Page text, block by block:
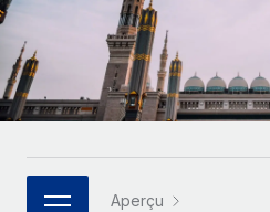
Intégration Remote
Intégrez vos RH aux flux de
Plateforme
Des fonctions RH clés
Connectez n'importe quel
Entreprises
Développez vos équipes
mesure
Les RH à l’international
Recherche et guides
Études de cas
Glossaire RH
Descriptions de postes
Italiano
Português (Portugal)
한국어 Aperçu